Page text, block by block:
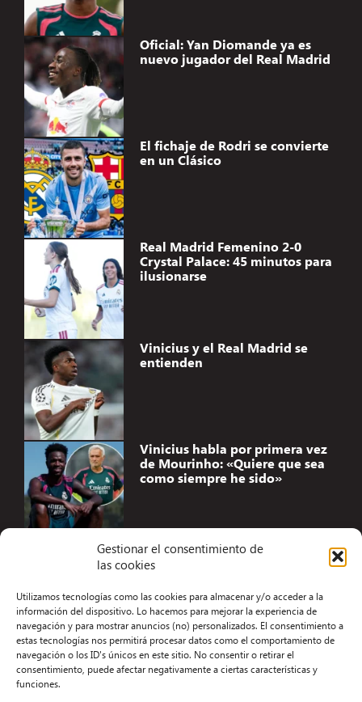
Gestionar el consentimiento de
las cookies
Utilizamos tecnologías como las cookies para almacenar y/o acceder a la
información del dispositivo. Lo hacemos para mejorar la experiencia de
navegación y para mostrar anuncios (no) personalizados. El consentimiento a
estas tecnologías nos permitirá procesar datos como el comportamiento de
navegación o los ID's únicos en este sitio. No consentir o retirar el
consentimiento, puede afectar negativamente a ciertas características y
funciones.
Oficial: Yan Diomande ya es
nuevo jugador del Real Madrid
El fichaje de Rodri se convierte
en un Clásico
Real Madrid Femenino 2-0
Crystal Palace: 45 minutos para
ilusionarse
Vinicius y el Real Madrid se
entienden
Vinicius habla por primera vez
de Mourinho: «Quiere que sea
como siempre he sido»
Aviso Legal
Términos y condiciones
Política de privacidad